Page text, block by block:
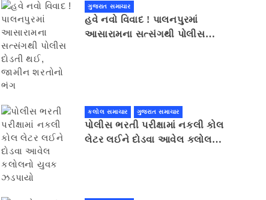
ગુજરાત સમાચાર
હવે નવો વિવાદ ! પાલનપુરમાં
આસારામના સત્સંગથી પોલીસ
કલોલ સમાચાર ગુજરાત સમાચાર
પોલીસ ભરતી પરીક્ષામાં નકલી કોલ
લેટર લઈને દોડવા આવેલ કલોલનો